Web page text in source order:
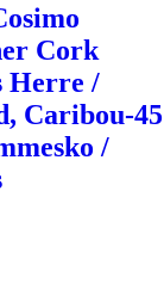
Cork
Herre /
Caribou-45
/